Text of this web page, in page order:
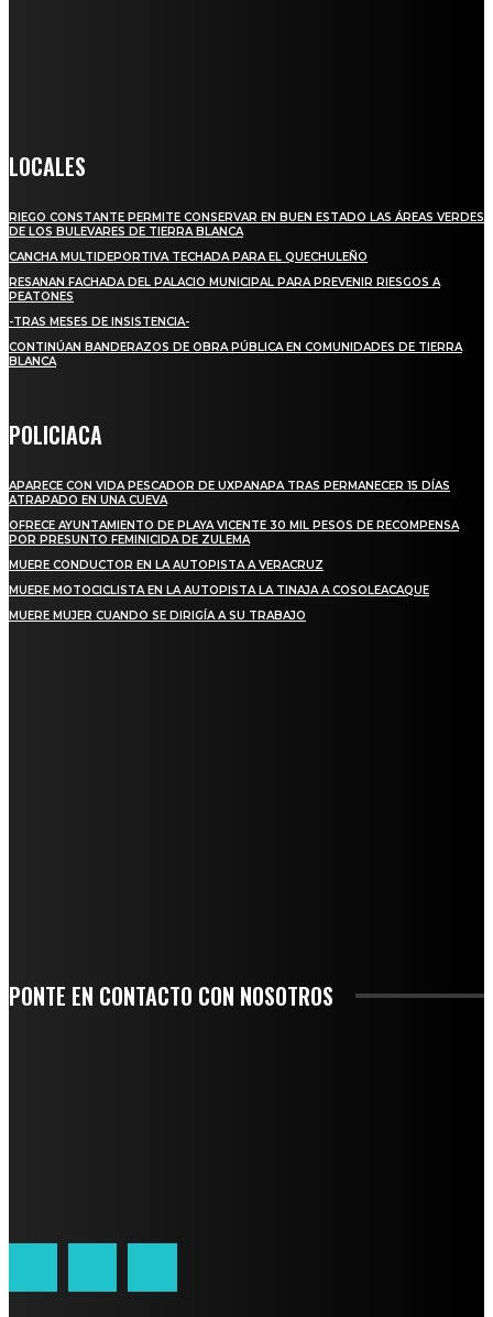
LOCALES
RIEGO CONSTANTE PERMITE CONSERVAR EN BUEN ESTADO LAS ÁREAS VERDES
DE LOS BULEVARES DE TIERRA BLANCA
CANCHA MULTIDEPORTIVA TECHADA PARA EL QUECHULEÑO
RESANAN FACHADA DEL PALACIO MUNICIPAL PARA PREVENIR RIESGOS A
PEATONES
-TRAS MESES DE INSISTENCIA-
CONTINÚAN BANDERAZOS DE OBRA PÚBLICA EN COMUNIDADES DE TIERRA
BLANCA
POLICIACA
APARECE CON VIDA PESCADOR DE UXPANAPA TRAS PERMANECER 15 DÍAS
ATRAPADO EN UNA CUEVA
OFRECE AYUNTAMIENTO DE PLAYA VICENTE 30 MIL PESOS DE RECOMPENSA
POR PRESUNTO FEMINICIDA DE ZULEMA
MUERE CONDUCTOR EN LA AUTOPISTA A VERACRUZ
MUERE MOTOCICLISTA EN LA AUTOPISTA LA TINAJA A COSOLEACAQUE
MUERE MUJER CUANDO SE DIRIGÍA A SU TRABAJO
PONTE EN CONTACTO CON NOSOTROS